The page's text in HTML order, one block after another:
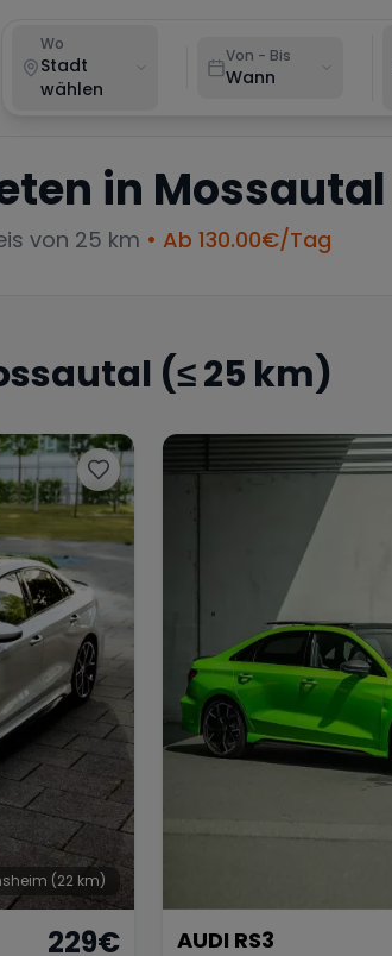
Wo
Stadt
wählen
Von - Bis
Wann
in Mossautal
von 25 km • Ab 130.00€/Tag
(≤ 25 km)
(22 km)
229€ AUDI RS3